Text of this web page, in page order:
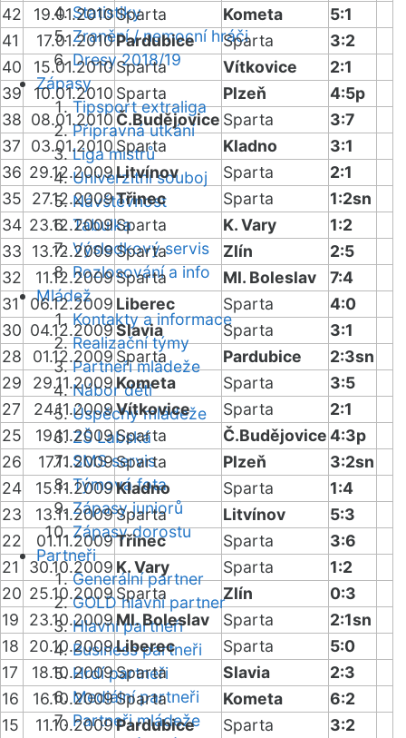
Statistiky
Zranění / nemocní hráči
Dresy 2018/19
Zápasy
Tipsport extraliga
Přípravná utkání
Liga mistrů
Univerzitní souboj
Návštěvnost
Tabulka
Výsledkový servis
Rozlosování a info
Mládež
Kontakty a informace
Realizační týmy
Partneři mládeže
Nábor dětí
Úspěchy mládeže
ZŠ Labská
SMS servis
Týmová fota
Zápasy juniorů
Zápasy dorostu
Partneři
Generální partner
GOLD hlavní partner
Hlavní partneři
Business partneři
Hrdí partneři
Mediální partneři
Partneři mládeže
42
19.01.2010Sparta Kometa
5:1
41
17.01.2010Pardubice Sparta
3:2
40
15.01.2010Sparta Vítkovice
2:1
39
10.01.2010 Sparta Plzeň
4:5p
38 08.01.2010 Č.Budějovice Sparta
3:7
37
03.01.2010 Sparta Kladno
3:1
36 29.12.2009Litvínov Sparta
2:1
35
27.12.2009Třinec Sparta
1:2sn
34 23.12.2009Sparta K. Vary
1:2
33
13.12.2009Sparta Zlín
2:5
32
11.12.2009Sparta Ml. Boleslav
7:4
31
06.12.2009 Liberec Sparta
4:0
30 04.12.2009Slavia Sparta
3:1
28
01.12.2009 Sparta Pardubice
2:3sn
29
29.11.2009 Kometa Sparta
3:5
27
24.11.2009Vítkovice Sparta
2:1
25
19.11.2009Sparta Č.Budějovice4:3p
26
17.11.2009Sparta Plzeň
3:2sn
24
15.11.2009Kladno Sparta
1:4
23
13.11.2009Sparta Litvínov
5:3
22
01.11.2009Třinec Sparta
3:6
21
30.10.2009 K. Vary Sparta
1:2
20 25.10.2009Sparta Zlín
0:3
19
23.10.2009Ml. Boleslav Sparta
2:1sn
18
20.10.2009Liberec Sparta
5:0
17
18.10.2009Sparta Slavia
2:3
16
16.10.2009Sparta Kometa
6:2
15
11.10.2009Pardubice Sparta 3:2